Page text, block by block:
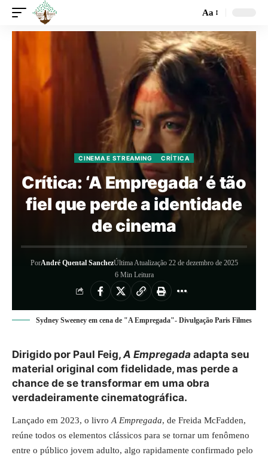
Aa
CINEMA E STREAMING CRÍTICA
Crítica: ‘A Empregada’ é tão
fiel que perde a identidade
de cinema
PorAndré Quental SanchezÚltima Atualização 22 de dezembro de 2025
6 Min Leitura
Sydney Sweeney em cena de "A Empregada"- Divulgação Paris Filmes
Dirigido por Paul Feig,A Empregada adapta seu
material original com fidelidade, mas perde a
chance de se transformar em uma obra
verdadeiramente cinematográfica.
Lançado em 2023, o livro A Empregada, de Freida McFadden,
reúne todos os elementos clássicos para se tornar um fenômeno
entre o público jovem adulto, algo rapidamente confirmado pelo